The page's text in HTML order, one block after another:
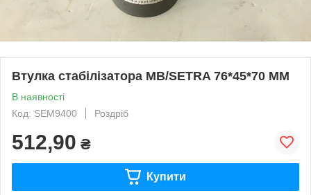
Втулка стабілізатора МВ/SETRA 76*45*70 MM
В наявності
Код: SEM9400
Роздріб
512,90 ₴
Купити